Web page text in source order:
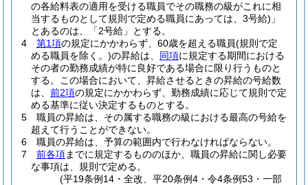
の各給料表の適用を受ける職員でその職務の級がこれに相
当するものとして規則で定める職員にあっては、3号給) 」
とあるのは、「2号給」とする。
4
第1項の規定にかかわらず、60歳を超える職員(規則で定
める職員を除く。)の昇給は、 同項に規定する期間における
その者の勤務成績が特に良好である場合に限り行うものと
する。
この場合において、昇給させるときの昇給の号給数
は、 前2項の規定にかかわらず、勤務成績に応じて規則で定
める基準に従い決定するものとする。
5
職員の昇給は、その属する職務の級における最高の号給を
超えて行うことができない。
6
職員の昇給は、予算の範囲内で行わなければならない。
7
前各項までに規定するもののほか、職員の昇給に関し必要
な事項は、規則で定める。
(平19条例14・全改、平20条例4・令4条例53・一部